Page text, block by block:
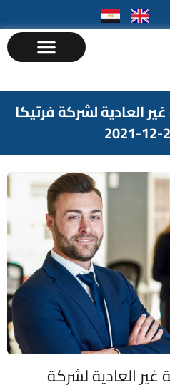
العادية لشركة فرتيكا
العادية لشركة